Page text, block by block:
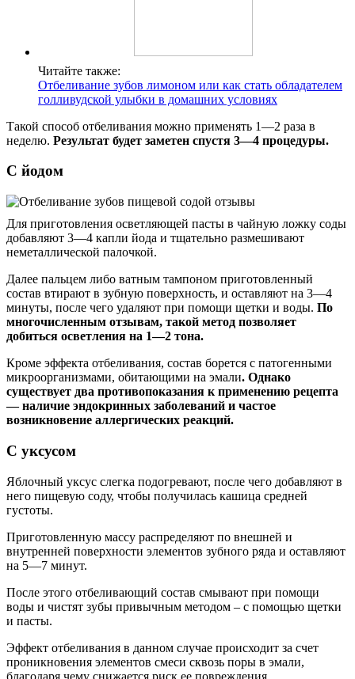
Читайте также:
Отбеливание зубов лимоном или как стать обладателем
голливудской улыбки в домашних условиях
Такой способ отбеливания можно применять 1—2 раза в
неделю. Результат будет заметен спустя 3—4 процедуры.
С йодом
Для приготовления осветляющей пасты в чайную ложку соды
добавляют 3—4 капли йода и тщательно размешивают
неметаллической палочкой.
Далее пальцем либо ватным тампоном приготовленный
состав втирают в зубную поверхность, и оставляют на 3—4
минуты, после чего удаляют при помощи щетки и воды. По
многочисленным отзывам, такой метод позволяет
добиться осветления на 1—2 тона.
Кроме эффекта отбеливания, состав борется с патогенными
микроорганизмами, обитающими на эмали. Однако
существует два противопоказания к применению рецепта
— наличие эндокринных заболеваний и частое
возникновение аллергических реакций.
С уксусом
Яблочный уксус слегка подогревают, после чего добавляют в
него пищевую соду, чтобы получилась кашица средней
густоты.
Приготовленную массу распределяют по внешней и
внутренней поверхности элементов зубного ряда и оставляют
на 5—7 минут.
После этого отбеливающий состав смывают при помощи
воды и чистят зубы привычным методом – с помощью щетки
и пасты.
Эффект отбеливания в данном случае происходит за счет
проникновения элементов смеси сквозь поры в эмали,
благодаря чему снижается риск ее повреждения.